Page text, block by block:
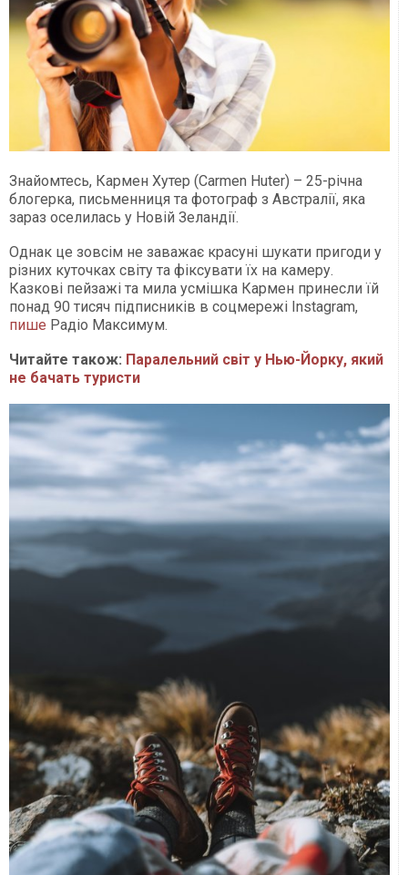
Знайомтесь, Кармен Хутер (Carmen Huter) – 25-річна
блогерка, письменниця та фотограф з Австралії, яка
зараз оселилась у Новій Зеландії.
Однак це зовсім не заважає красуні шукати пригоди у
різних куточках світу та фіксувати їх на камеру.
Казкові пейзажі та мила усмішка Кармен принесли їй
понад 90 тисяч підписників в соцмережі Instagram,
пише Радіо Максимум.
Читайте також: Паралельний світ у Нью-Йорку, який
не бачать туристи